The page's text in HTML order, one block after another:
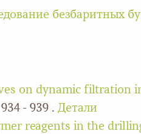
безбаритных
on dynamic filtration
- 939 . Детали
reagents in the